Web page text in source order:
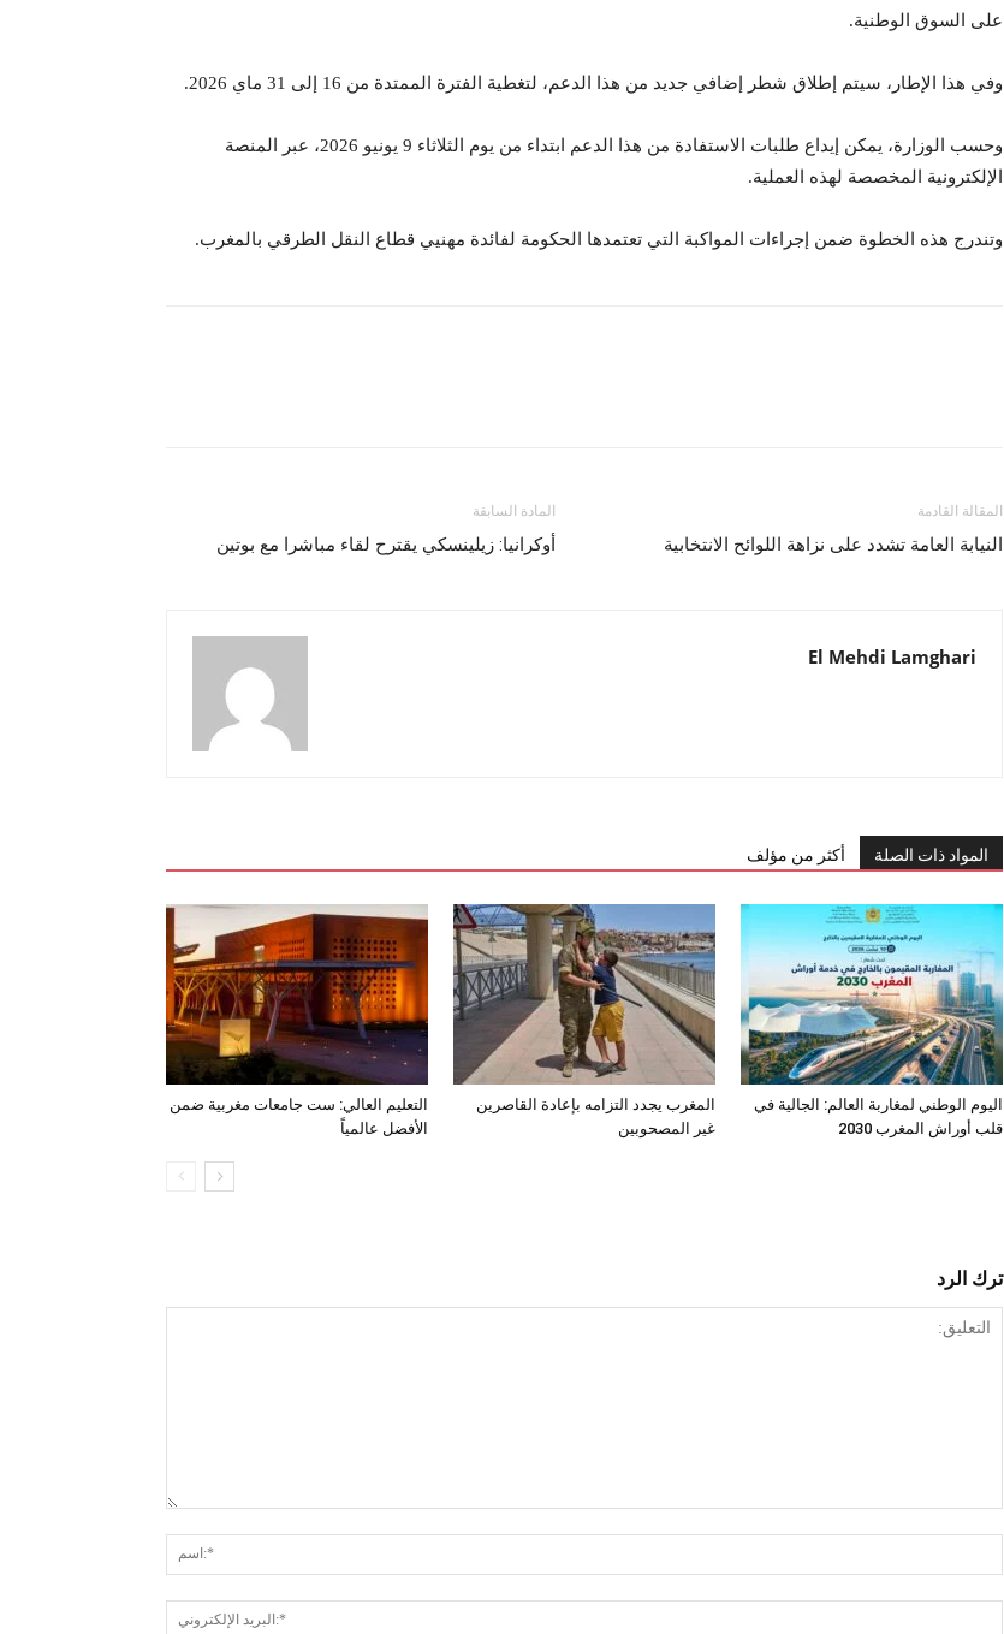
على السوق الوطنية.
وفي هذا الإطار، سيتم إطلاق شطر إضافي جديد من هذا الدعم، لتغطية الفترة الممتدة من 16 إلى 31 ماي 2026.
وحسب الوزارة، يمكن إيداع طلبات الاستفادة من هذا الدعم ابتداء من يوم الثلاثاء 9 يونيو 2026، عبر المنصة
الإلكترونية المخصصة لهذه العملية.
وتندرج هذه الخطوة ضمن إجراءات المواكبة التي تعتمدها الحكومة لفائدة مهنيي قطاع النقل الطرقي بالمغرب.
المادة السابقة
أوكرانيا: زيلينسكي يقترح لقاء مباشرا مع بوتين
المقالة القادمة
النيابة العامة تشدد على نزاهة اللوائح الانتخابية
El Mehdi Lamghari
المواد ذات الصلة أكثر من مؤلف
التعليم العالي: ست جامعات مغربية ضمن
الأفضل عالمياً
المغرب يجدد التزامه بإعادة القاصرين
غير المصحوبين
اليوم الوطني لمغاربة العالم: الجالية في
قلب أوراش المغرب 2030
ترك الرد